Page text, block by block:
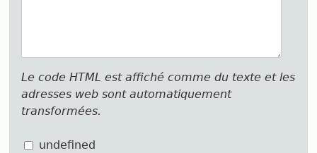
Le code HTML est affiché comme du texte et les
adresses web sont automatiquement
transformées.
undefined